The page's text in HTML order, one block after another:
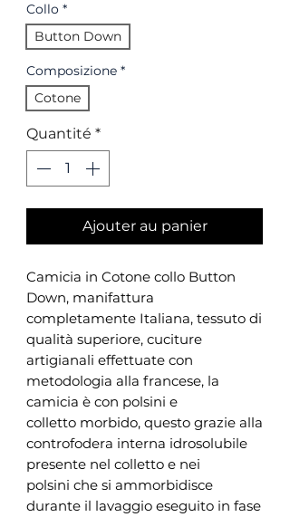
Collo *
Button Down
Composizione *
Cotone
Quantité *
Ajouter au panier
Camicia in Cotone collo Button
Down, manifattura
completamente Italiana, tessuto di
qualità superiore, cuciture
artigianali effettuate con
metodologia alla francese, la
camicia è con polsini e
colletto morbido, questo grazie alla
controfodera interna idrosolubile
presente nel colletto e nei
polsini che si ammorbidisce
durante il lavaggio eseguito in fase